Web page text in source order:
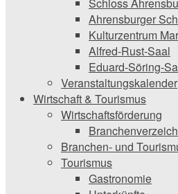
Ahrensburger
Kulturzentrum
Alfred-Rust-Saal
Eduard-Söring-
Veranstaltungskalender
Wirtschaft & Tourismus
Wirtschaftsförderung
Branchen- und
Tourismus
Gastronomie